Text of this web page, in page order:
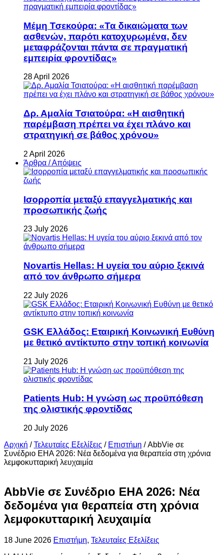
Μέμη Τσεκούρα: «Τα δικαιώματα των
ασθενών, παρότι κατοχυρωμένα, δεν
μεταφράζονται πάντα σε πραγματική
εμπειρία φροντίδας»
28 April 2026
Δρ. Αμαλία Τσιατούρα: «Η αισθητική
παρέμβαση πρέπει να έχει πλάνο και
στρατηγική σε βάθος χρόνου»
2 April 2026
Άρθρα / Απόψεις
Ισορροπία μεταξύ επαγγελματικής και
προσωπικής ζωής
23 July 2026
Novartis Hellas: Η υγεία του αύριο ξεκινά
από τον άνθρωπο σήμερα
22 July 2026
GSK Ελλάδος: Εταιρική Κοινωνική Ευθύνη
με θετικό αντίκτυπο στην τοπική κοινωνία
21 July 2026
Patients Hub: Η γνώση ως προϋπόθεση
της ολιστικής φροντίδας
20 July 2026
Αρχική / Τελευταίες Εξελίξεις / Επιστήμη / AbbVie σε
Συνέδριο EHA 2026: Νέα δεδομένα για θεραπεία στη χρόνια
λεμφοκυτταρική λευχαιμία
AbbVie σε Συνέδριο EHA 2026: Νέα
δεδομένα για θεραπεία στη χρόνια
λεμφοκυτταρική λευχαιμία
18 June 2026 Επιστήμη, Τελευταίες Εξελίξεις